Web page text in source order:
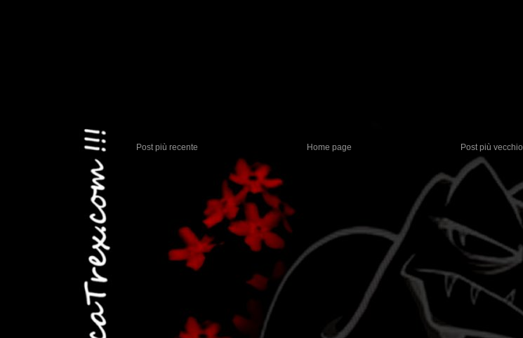
Post più recente Post più vecchio
Home page